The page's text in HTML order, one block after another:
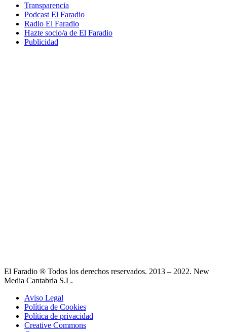
Transparencia
Podcast El Faradio
Radio El Faradio
Hazte socio/a de El Faradio
Publicidad
El Faradio ® Todos los derechos reservados. 2013 – 2022. New
Media Cantabria S.L.
Aviso Legal
Política de Cookies
Política de privacidad
Creative Commons